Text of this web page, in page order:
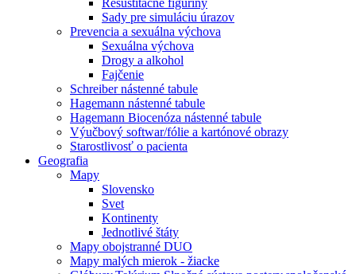
Resustitačné figuríny
Sady pre simuláciu úrazov
Prevencia a sexuálna výchova
Sexuálna výchova
Drogy a alkohol
Fajčenie
Schreiber nástenné tabule
Hagemann nástenné tabule
Hagemann Biocenóza nástenné tabule
Výučbový softwar/fólie a kartónové obrazy
Starostlivosť o pacienta
Geografia
Mapy
Slovensko
Svet
Kontinenty
Jednotlivé štáty
Mapy obojstranné DUO
Mapy malých mierok - žiacke